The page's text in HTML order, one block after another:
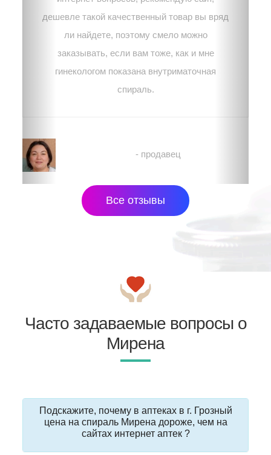
дешевле такой качественный товар вы вряд
ли найдете, поэтому смело можно
заказывать, если вам тоже, как и мне
гинекологом показана внутриматочная
спираль.
- продавец
Все отзывы
Часто задаваемые вопросы о
Мирена
Подскажите, почему в аптеках в г. Грозный
цена на спираль Мирена дороже, чем на
сайтах интернет аптек ?